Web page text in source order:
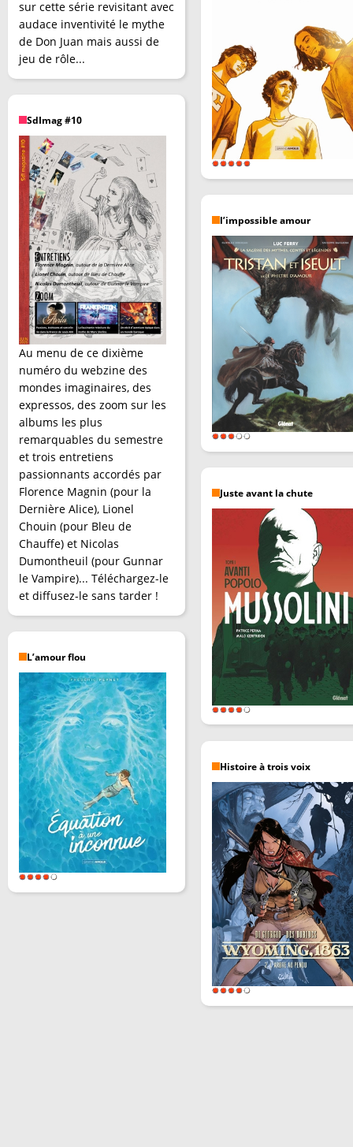
sur cette série revisitant avec
audace inventivité le mythe
de Don Juan mais aussi de
jeu de rôle...
SdImag #10
Au menu de ce dixième
numéro du webzine des
mondes imaginaires, des
expressos, des zoom sur les
albums les plus
remarquables du semestre
et trois entretiens
passionnants accordés par
Florence Magnin (pour la
Dernière Alice), Lionel
Chouin (pour Bleu de
Chauffe) et Nicolas
Dumontheuil (pour Gunnar
le Vampire)... Téléchargez-le
et diffusez-le sans tarder !
L’amour flou
l’impossible amour
Juste avant la chute
Histoire à trois voix